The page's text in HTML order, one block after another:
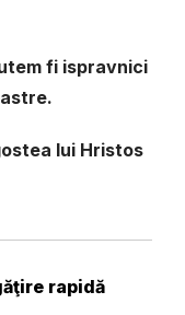
fi ispravnici
lui Hristos
rapidă